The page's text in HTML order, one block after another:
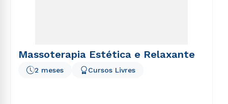
Massoterapia Estética e Relaxante
2 meses Cursos Livres